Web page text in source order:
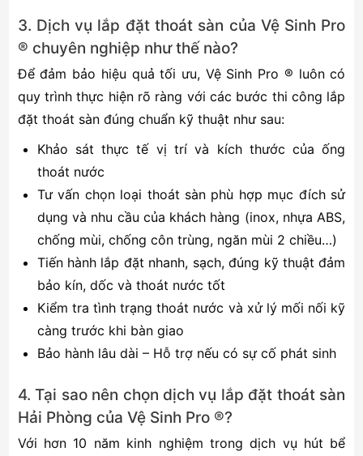
3. Dịch vụ lắp đặt thoát sàn của Vệ Sinh Pro
® chuyên nghiệp như thế nào?
Để đảm bảo hiệu quả tối ưu, Vệ Sinh Pro ® luôn có
quy trình thực hiện rõ ràng với các bước thi công lắp
đặt thoát sàn đúng chuẩn kỹ thuật như sau:
Khảo sát thực tế vị trí và kích thước của ống
thoát nước
Tư vấn chọn loại thoát sàn phù hợp mục đích sử
dụng và nhu cầu của khách hàng (inox, nhựa ABS,
chống mùi, chống côn trùng, ngăn mùi 2 chiều…)
Tiến hành lắp đặt nhanh, sạch, đúng kỹ thuật đảm
bảo kín, dốc và thoát nước tốt
Kiểm tra tình trạng thoát nước và xử lý mối nối kỹ
càng trước khi bàn giao
Bảo hành lâu dài – Hỗ trợ nếu có sự cố phát sinh
4. Tại sao nên chọn dịch vụ lắp đặt thoát sàn
Hải Phòng của Vệ Sinh Pro ®?
Với hơn 10 năm kinh nghiệm trong dịch vụ hút bể